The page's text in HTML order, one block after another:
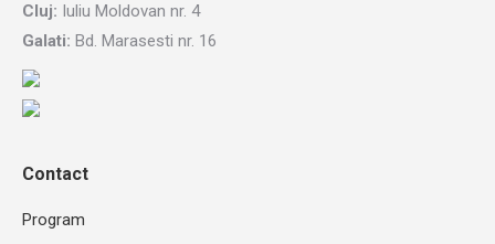
Cluj: Iuliu Moldovan nr. 4
Galati: Bd. Marasesti nr. 16
Contact
Program